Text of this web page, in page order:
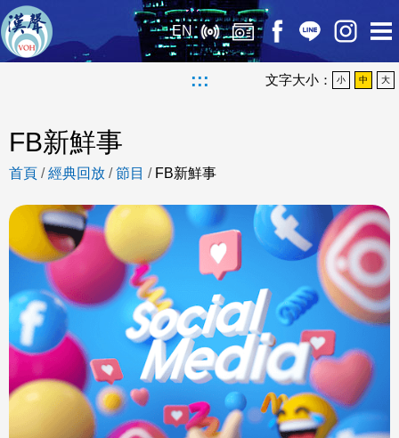
EN
::: 文字大小： 小 中 大
FB新鮮事
首頁 /經典回放 /節目 / FB新鮮事